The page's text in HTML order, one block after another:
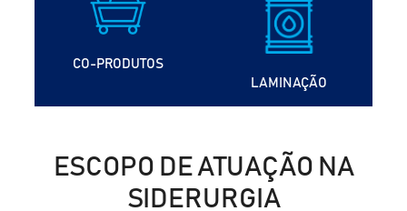
CO-PRODUTOS
LAMINAÇÃO
ESCOPO DE ATUAÇÃO NA
SIDERURGIA